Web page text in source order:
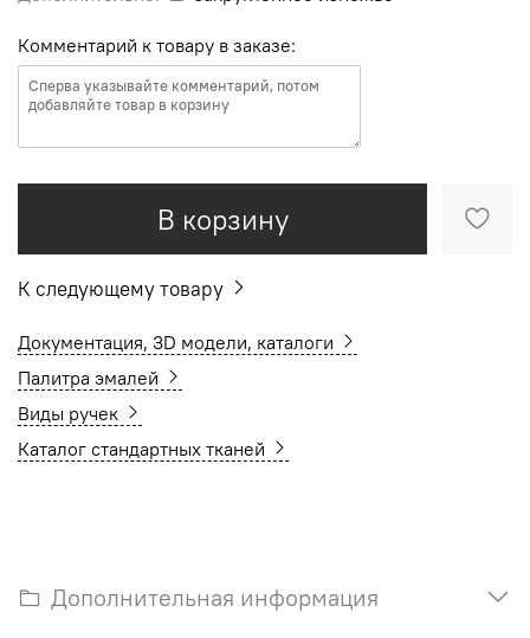
Комментарий к товару в заказе:
В корзину
К следующему товару
Документация, 3D модели, каталоги
Палитра эмалей
Виды ручек
Каталог стандартных тканей
Дополнительная информация